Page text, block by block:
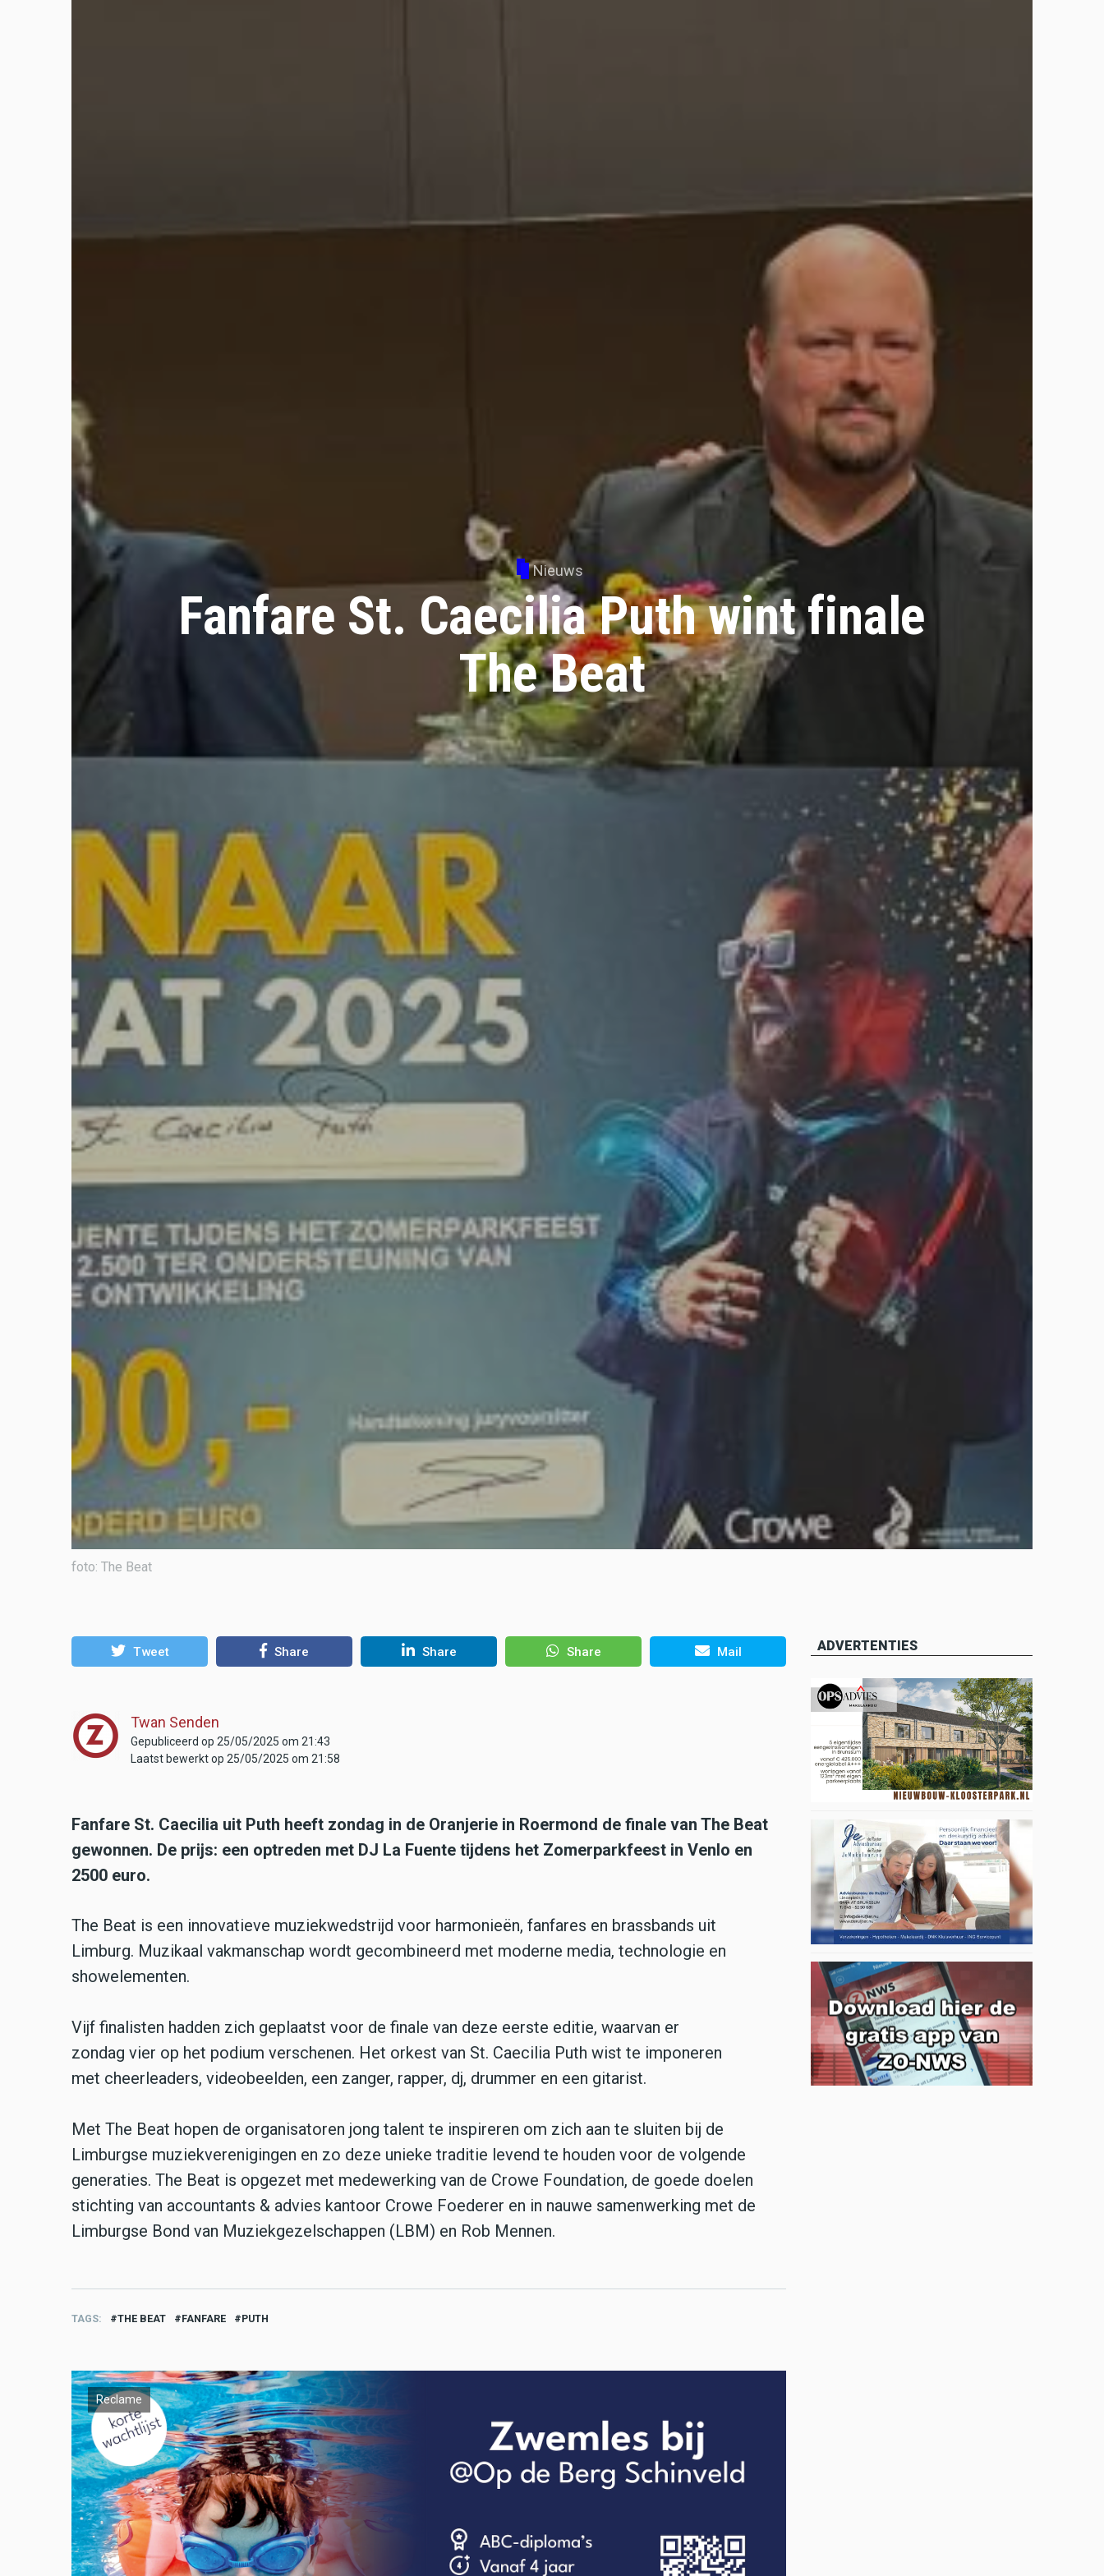
Nieuws
Fanfare St. Caecilia Puth wint finale
The Beat
foto: The Beat
Tweet Share Share Share Mail
Twan Senden
Gepubliceerd op 25/05/2025 om 21:43
Laatst bewerkt op 25/05/2025 om 21:58
Fanfare St. Caecilia uit Puth heeft zondag in de Oranjerie in Roermond de finale van The Beat
gewonnen. De prijs: een optreden met DJ La Fuente tijdens het Zomerparkfeest in Venlo en
2500 euro.
The Beat is een innovatieve muziekwedstrijd voor harmonieën, fanfares en brassbands uit
Limburg. Muzikaal vakmanschap wordt gecombineerd met moderne media, technologie en
showelementen.
Vijf finalisten hadden zich geplaatst voor de finale van deze eerste editie, waarvan er
zondag vier op het podium verschenen. Het orkest van St. Caecilia Puth wist te imponeren
met cheerleaders, videobeelden, een zanger, rapper, dj, drummer en een gitarist.
Met The Beat hopen de organisatoren jong talent te inspireren om zich aan te sluiten bij de
Limburgse muziekverenigingen en zo deze unieke traditie levend te houden voor de volgende
generaties. The Beat is opgezet met medewerking van de Crowe Foundation, de goede doelen
stichting van accountants & advies kantoor Crowe Foederer en in nauwe samenwerking met de
Limburgse Bond van Muziekgezelschappen (LBM) en Rob Mennen.
TAGS THE BEAT FANFARE PUTH
Reclame
ADVERTENTIES